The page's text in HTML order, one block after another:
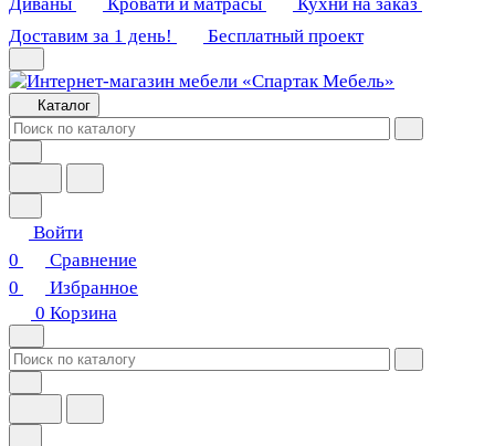
Доставим за 1 день!
Бесплатный проект
Каталог
Войти
0
Сравнение
0
Избранное
0 Корзина